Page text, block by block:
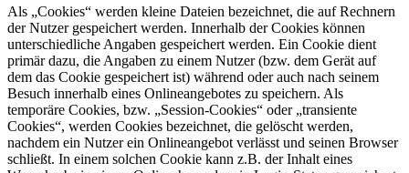
Als „Cookies“ werden kleine Dateien bezeichnet, die auf Rechnern
der Nutzer gespeichert werden. Innerhalb der Cookies können
unterschiedliche Angaben gespeichert werden. Ein Cookie dient
primär dazu, die Angaben zu einem Nutzer (bzw. dem Gerät auf
dem das Cookie gespeichert ist) während oder auch nach seinem
Besuch innerhalb eines Onlineangebotes zu speichern. Als
temporäre Cookies, bzw. „Session-Cookies“ oder „transiente
Cookies“, werden Cookies bezeichnet, die gelöscht werden,
nachdem ein Nutzer ein Onlineangebot verlässt und seinen Browser
schließt. In einem solchen Cookie kann z.B. der Inhalt eines